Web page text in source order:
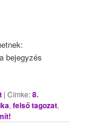
bejegyzés
|Címke:8.
,felső tagozat,